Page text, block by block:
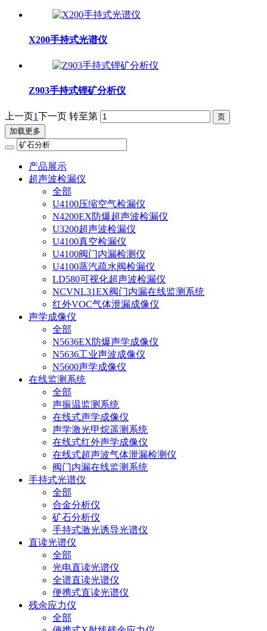
X200手持式光谱仪
Z903手持式锂矿分析仪
上一页1下一页 转至第
加载更多
产品展示
超声波检漏仪
全部
U4100压缩空气检漏仪
N4200EX防爆超声波检漏仪
U3200超声波检漏仪
U4100真空检漏仪
U4100阀门内漏检测仪
U4100蒸汽疏水阀检漏仪
LD580可视化超声波检漏仪
NCVNL31EX阀门内漏在线监测系统
红外VOC气体泄漏成像仪
声学成像仪
全部
N5636EX防爆声学成像仪
N5636工业声波成像仪
N5600声学成像仪
在线监测系统
全部
声振温监测系统
在线式声学成像仪
声学激光甲烷遥测系统
在线式红外声学成像仪
在线式超声波气体泄漏检测仪
阀门内漏在线监测系统
手持式光谱仪
全部
合金分析仪
矿石分析仪
手持式激光诱导光谱仪
直读光谱仪
全部
光电直读光谱仪
全谱直读光谱仪
便携式直读光谱仪
残余应力仪
全部